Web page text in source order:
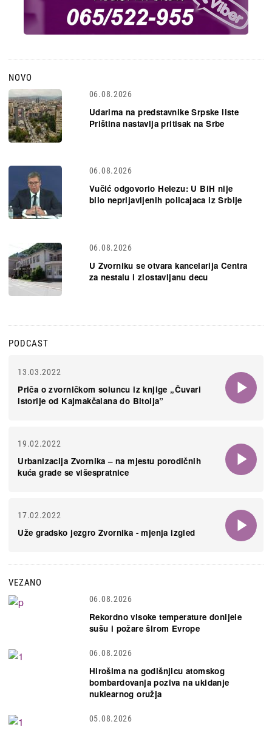
NOVO
06.08.2026
Udarima na predstavnike Srpske liste
Priština nastavlja pritisak na Srbe
06.08.2026
Vučić odgovorio Helezu: U BiH nije
bilo neprijavljenih policajaca iz Srbije
06.08.2026
U Zvorniku se otvara kancelarija Centra
za nestalu i zlostavljanu decu
PODCAST
13.03.2022
Priča o zvorničkom soluncu iz knjige „Čuvari
istorije od Kajmakčalana do Bitolja”
19.02.2022
Urbanizacija Zvornika – na mjestu porodičnih
kuća grade se višespratnice
17.02.2022
Uže gradsko jezgro Zvornika - mjenja izgled
VEZANO
06.08.2026
Rekordno visoke temperature donijele
sušu i požare širom Evrope
06.08.2026
Hirošima na godišnjicu atomskog
bombardovanja poziva na ukidanje
nuklearnog oružja
05.08.2026